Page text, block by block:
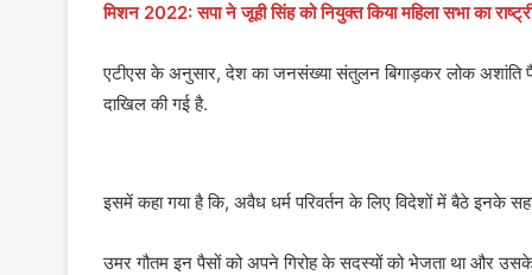
मिशन 2022: सपा ने जूही सिंह को नियुक्त किया महिला सभा का
एटीएस के अनुसार, देश का जनसंख्या संतुलन बिगाड़कर लोक अशांति
दाखिल की गई है.
इसमें कहा गया है कि, अवैध धर्म परिवर्तन के लिए विदेशों में बैठे इनके
उमर गौतम इन पैसों को अपने गिरोह के सदस्यों को भेजता था और उसके